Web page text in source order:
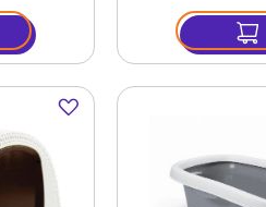
Dodaj
do